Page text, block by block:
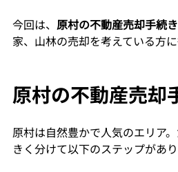
今回は、原村の不動産売却手続き
家、山林の売却を考えている方
原村の不動産売却
原村は自然豊かで人気のエリア
きく分けて以下のステップがあり